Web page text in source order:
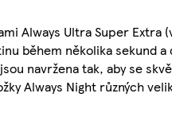
Always Ultra Super Extra
během několika sekund a
navržena tak, aby se
Always Night různých